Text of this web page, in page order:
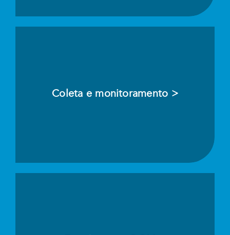
Coleta e monitoramento >